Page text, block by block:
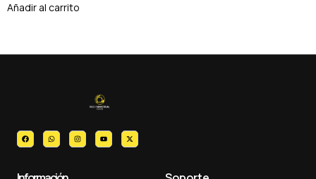
Añadir al carrito